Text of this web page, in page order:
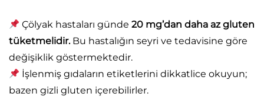
Çölyak hastaları günde20 mg’dan daha az gluten
tüketmelidir.Bu hastalığın seyri ve tedavisine göre
değişiklik göstermektedir.
İşlenmiş gıdaların etiketlerini dikkatlice okuyun;
bazen gizli gluten içerebilirler.